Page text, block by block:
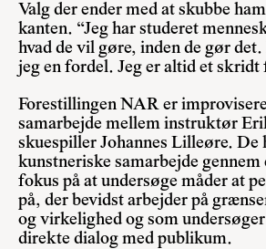
Valg der ender med at skubbe
kanten. “Jeg har studeret
hvad de vil gøre, inden de gør det.
jeg en fordel. Jeg er altid et skridt
Forestillingen NAR er
samarbejde mellem instruktør
skuespiller Johannes Lilleøre. De
kunstneriske samarbejde
fokus på at undersøge måder at
på, der bevidst arbejder på
og virkelighed og som
direkte dialog med publikum.